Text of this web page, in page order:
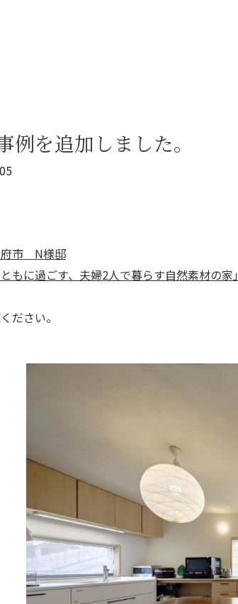
例を追加しました。
府市 N様邸
ともに過ごす、夫婦2人で暮らす自然素材の家」
ださい。